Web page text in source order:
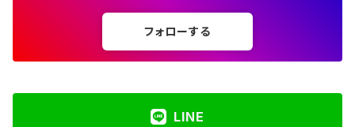
フォローする
LINE